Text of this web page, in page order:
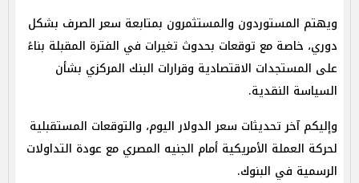
ويهتم المستوردون والمستثمرون بمتابعة سعر الصرف بشكل
دوري، خاصة مع توقعات بحدوث تغيرات في الفترة المقبلة بناءً
على المستجدات الاقتصادية وقرارات البنك المركزي بشأن
السياسة النقدية.
وإليكم آخر تحديثات سعر الدولار اليوم، والتوقعات المستقبلية
لحركة العملة الأمريكية أمام الجنيه المصري مع عودة التداولات
الرسمية في البنوك.